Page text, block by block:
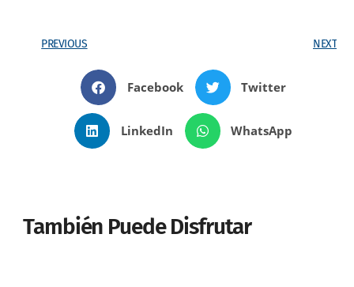
PREVIOUS NEXT
Facebook Twitter
LinkedIn WhatsApp
También Puede Disfrutar